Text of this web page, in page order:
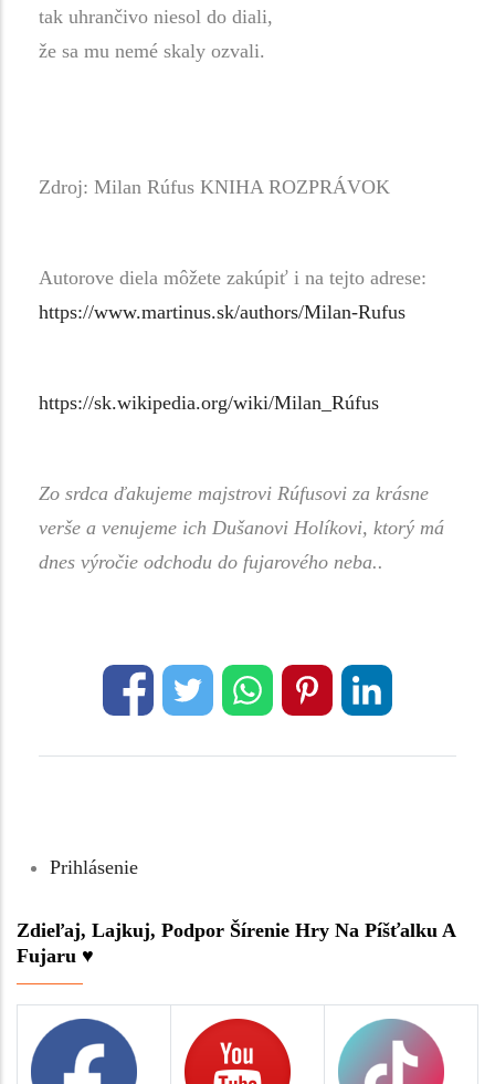
tak uhrančivo niesol do diali,
že sa mu nemé skaly ozvali.
Zdroj: Milan Rúfus KNIHA ROZPRÁVOK
Autorove diela môžete zakúpiť i na tejto adrese:
https://www.martinus.sk/authors/Milan-Rufus
https://sk.wikipedia.org/wiki/Milan_Rúfus
Zo srdca ďakujeme majstrovi Rúfusovi za krásne
verše a venujeme ich Dušanovi Holíkovi, ktorý má
dnes výročie odchodu do fujarového neba..
Prihlásenie
Zdieľaj, Lajkuj, Podpor Šírenie Hry Na Píšťalku A
Fujaru ♥